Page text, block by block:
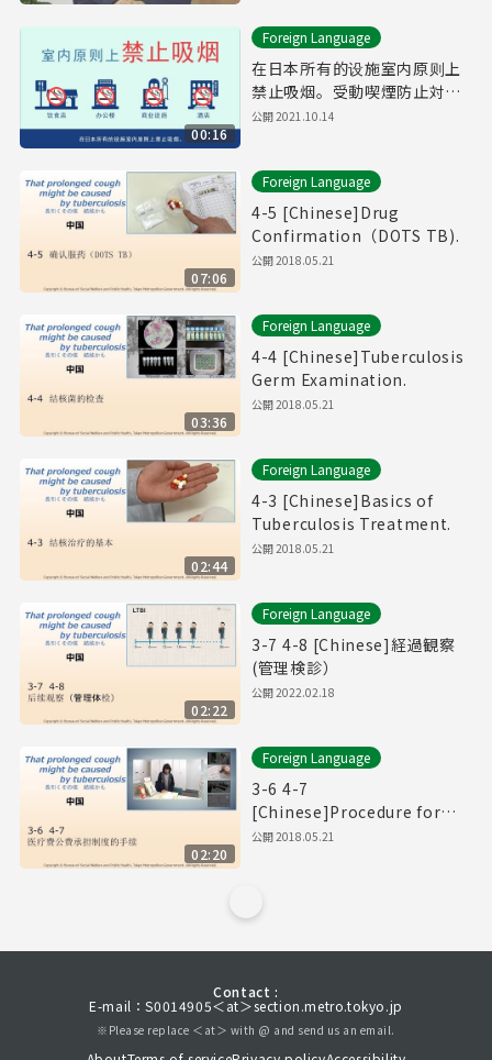
00:16
Foreign Language
在日本所有的设施室内原则上
禁止吸烟。受動喫煙防止対策
普及啓発動画（中国語簡体字
公開2021.10.14
07:06
Foreign Language
4-5 [Chinese]Drug
Confirmation（DOTS TB).
公開2018.05.21
03:36
Foreign Language
4-4 [Chinese]Tuberculosis
Germ Examination.
公開2018.05.21
02:44
Foreign Language
4-3 [Chinese]Basics of
Tuberculosis Treatment.
公開2018.05.21
02:22
Foreign Language
3-7 4-8 [Chinese]経過観察
(管理検診）
公開2022.02.18
02:20
Foreign Language
3-6 4-7
[Chinese]Procedure for
the Medical Expenses
公開2018.05.21
Contact :
E-mail：S0014905＜at＞section.metro.tokyo.jp
※Please replace ＜at＞ with @ and send us an email.